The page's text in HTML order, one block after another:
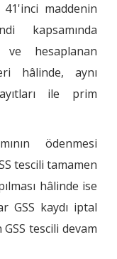
maddenin
kapsamında
ve hesaplanan
hâlinde, aynı
ile prim
ödenmesi
tescili tamamen
hâlinde ise
GSS kaydı iptal
tescili devam